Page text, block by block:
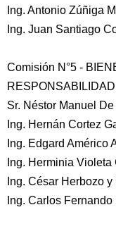
Ing. Antonio Zúñiga
Ing. Juan Santiago
Comisión N°5 -
Sr. Néstor Manuel
Ing. Hernán Cortez
Ing. Edgard Américo
Ing. Herminia
Ing. César Herbozo
Ing. Carlos